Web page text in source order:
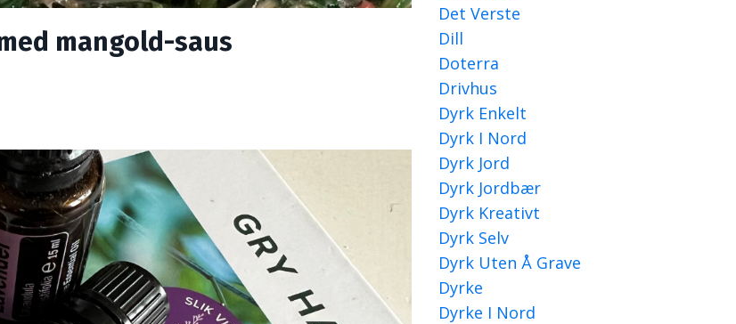
mangold-saus
Det Verste
Dill
Doterra
Drivhus
Dyrk Enkelt
Dyrk I Nord
Dyrk Jord
Dyrk Jordbær
Dyrk Kreativt
Dyrk Selv
Dyrk Uten Å Grave
Dyrke
Dyrke I Nord